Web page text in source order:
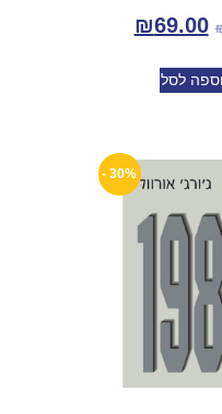
₪69.00
לסל
30% -